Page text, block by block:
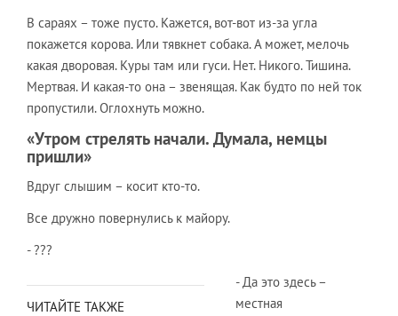
В сараях – тоже пусто. Кажется, вот-вот из-за угла
покажется корова. Или тявкнет собака. А может, мелочь
какая дворовая. Куры там или гуси. Нет. Никого. Тишина.
Мертвая. И какая-то она – звенящая. Как будто по ней ток
пропустили. Оглохнуть можно.
«Утром стрелять начали. Думала, немцы
пришли»
Вдруг слышим – косит кто-то.
Все дружно повернулись к майору.
- ???
ЧИТАЙТЕ ТАКЖЕ
- Да это здесь –
местная